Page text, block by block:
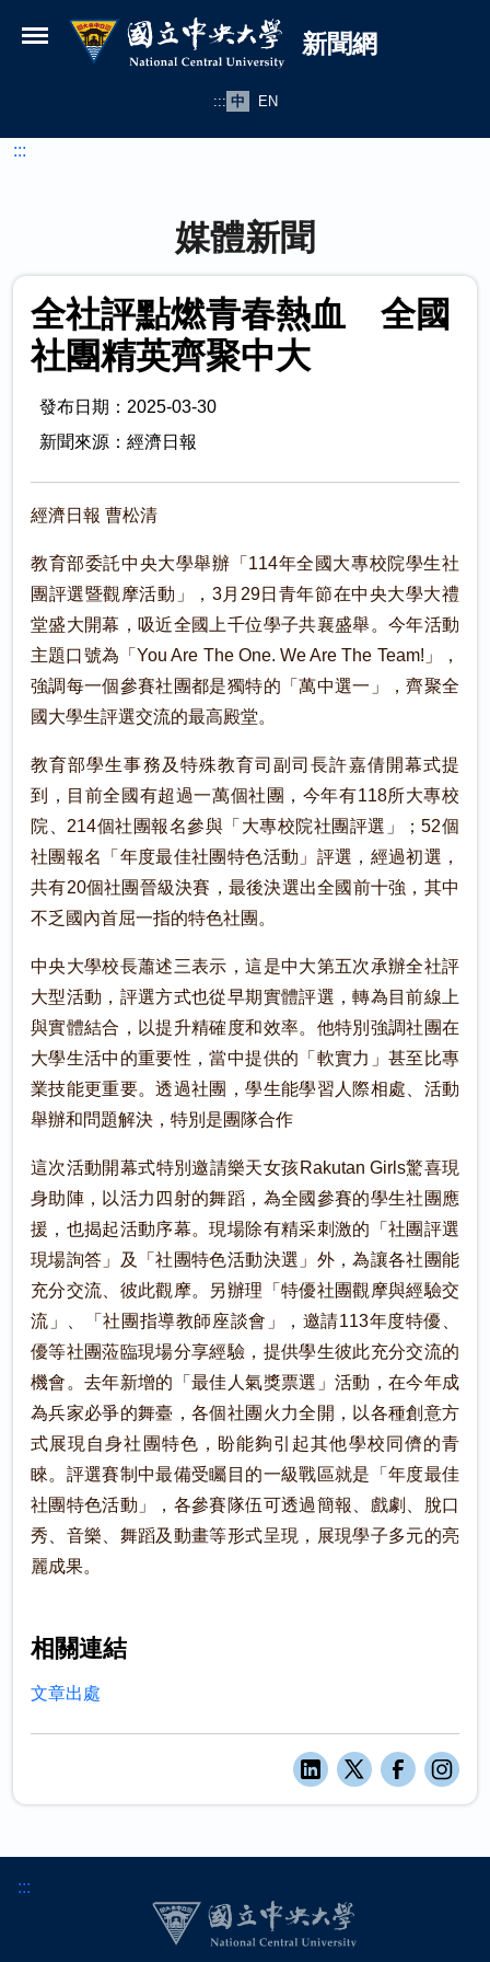
國立中央大學新聞網
新聞網
::: 中 EN
:::
媒體新聞
全社評點燃青春熱血 全國
社團精英齊聚中大
發布日期：2025-03-30
新聞來源：經濟日報
經濟日報 曹松清
教育部委託中央大學舉辦「114年全國大專校院學生社
團評選暨觀摩活動」，3月29日青年節在中央大學大禮
堂盛大開幕，吸近全國上千位學子共襄盛舉。今年活動
主題口號為「You Are The One. We Are The Team!」，
強調每一個參賽社團都是獨特的「萬中選一」，齊聚全
國大學生評選交流的最高殿堂。
教育部學生事務及特殊教育司副司長許嘉倩開幕式提
到，目前全國有超過一萬個社團，今年有118所大專校
院、214個社團報名參與「大專校院社團評選」；52個
社團報名「年度最佳社團特色活動」評選，經過初選，
共有20個社團晉級決賽，最後決選出全國前十強，其中
不乏國內首屈一指的特色社團。
中央大學校長蕭述三表示，這是中大第五次承辦全社評
大型活動，評選方式也從早期實體評選，轉為目前線上
與實體結合，以提升精確度和效率。他特別強調社團在
大學生活中的重要性，當中提供的「軟實力」甚至比專
業技能更重要。透過社團，學生能學習人際相處、活動
舉辦和問題解決，特別是團隊合作
這次活動開幕式特別邀請樂天女孩Rakutan Girls驚喜現
身助陣，以活力四射的舞蹈，為全國參賽的學生社團應
援，也揭起活動序幕。現場除有精采刺激的「社團評選
現場詢答」及「社團特色活動決選」外，為讓各社團能
充分交流、彼此觀摩。另辦理「特優社團觀摩與經驗交
流」、「社團指導教師座談會」，邀請113年度特優、
優等社團蒞臨現場分享經驗，提供學生彼此充分交流的
機會。去年新增的「最佳人氣獎票選」活動，在今年成
為兵家必爭的舞臺，各個社團火力全開，以各種創意方
式展現自身社團特色，盼能夠引起其他學校同儕的青
睞。評選賽制中最備受矚目的一級戰區就是「年度最佳
社團特色活動」，各參賽隊伍可透過簡報、戲劇、脫口
秀、音樂、舞蹈及動畫等形式呈現，展現學子多元的亮
麗成果。
相關連結
文章出處
:::